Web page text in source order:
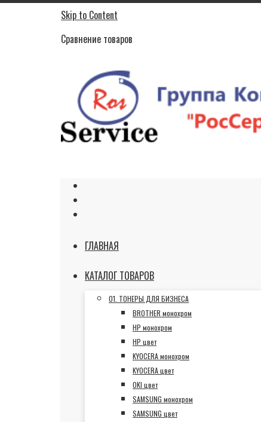
Skip to Content
Сравнение товаров
ГЛАВНАЯ
КАТАЛОГ ТОВАРОВ
01. ТОНЕРЫ ДЛЯ БИЗНЕСА
BROTHER монохром
HP монохром
HP цвет
KYOCERA монохром
KYOCERA цвет
OKI цвет
SAMSUNG монохром
SAMSUNG цвет